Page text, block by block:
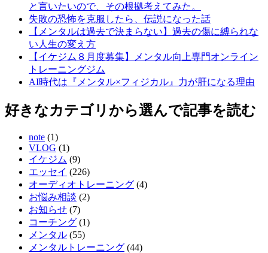
と言いたいので、その根拠考えてみた。
失敗の恐怖を克服したら、伝説になった話
【メンタルは過去で決まらない】過去の傷に縛られな
い人生の変え方
【イケジム８月度募集】メンタル向上専門オンライン
トレーニングジム
AI時代は『メンタル×フィジカル』力が肝になる理由
好きなカテゴリから選んで記事を読む
note (1)
VLOG (1)
イケジム (9)
エッセイ (226)
オーディオトレーニング (4)
お悩み相談 (2)
お知らせ (7)
コーチング (1)
メンタル (55)
メンタルトレーニング (44)